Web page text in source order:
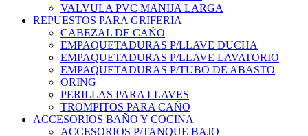
VALVULA PVC MANIJA LARGA
REPUESTOS PARA GRIFERIA
CABEZAL DE CAÑO
EMPAQUETADURAS P/LLAVE DUCHA
EMPAQUETADURAS P/LLAVE LAVATORIO
EMPAQUETADURAS P/TUBO DE ABASTO
ORING
PERILLAS PARA LLAVES
TROMPITOS PARA CAÑO
ACCESORIOS BAÑO Y COCINA
ACCESORIOS P/TANQUE BAJO